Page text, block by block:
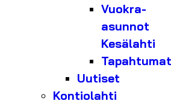
Vuokra-
asunnot
Kesälahti
Tapahtumat
Uutiset
Kontiolahti